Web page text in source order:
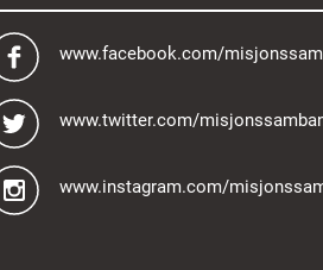
www.facebook.com/
www.twitter.com/
www.instagram.com/